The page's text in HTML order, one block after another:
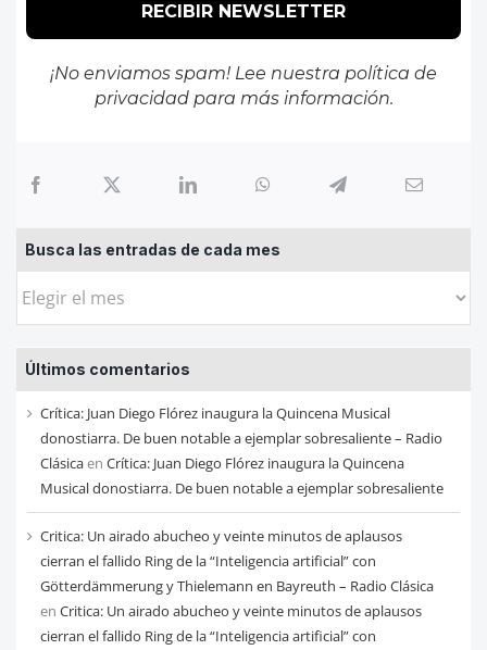
¡No enviamos spam! Lee nuestra política de
privacidadpara más información.
Busca las entradas de cada mes
Busca
entradas
de
cada
mes
Últimos comentarios
Crítica: Juan Diego Flórez inaugura la Quincena Musical
donostiarra. De buen notable a ejemplar sobresaliente – Radio
Clásicaen Crítica: Juan Diego Flórez inaugura la Quincena
Musical donostiarra. De buen notable a ejemplar sobresaliente
Critica: Un airado abucheo y veinte minutos de aplausos
cierran el fallido Ring de la “Inteligencia artificial” con
Götterdämmerung y Thielemann en Bayreuth – Radio Clásica
en Critica: Un airado abucheo y veinte minutos de aplausos
cierran el fallido Ring de la “Inteligencia artificial” con